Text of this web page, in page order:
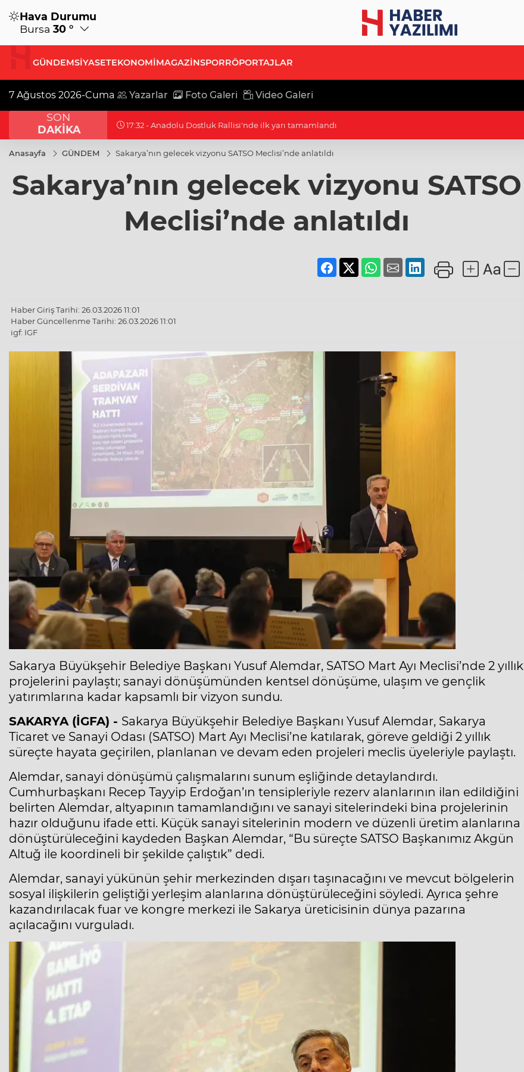
Hava Durumu
Bursa 30 °
GÜNDEMSİYASETEKONOMİMAGAZİNSPORRÖPORTAJLAR
7 Ağustos 2026-Cuma Yazarlar Foto Galeri Video Galeri
SON
DAKİKA
17:32 - İlaç denetiminde uluslararası standart dönemi
Anasayfa GÜNDEM Sakarya’nın gelecek vizyonu SATSO Meclisi’nde anlatıldı
Sakarya’nın gelecek vizyonu SATSO
Meclisi’nde anlatıldı
Haber Giriş Tarihi: 26.03.2026 11:01
Haber Güncellenme Tarihi: 26.03.2026 11:01
igf: IGF
Sakarya Büyükşehir Belediye Başkanı Yusuf Alemdar, SATSO Mart Ayı Meclisi’nde 2 yıllık
projelerini paylaştı; sanayi dönüşümünden kentsel dönüşüme, ulaşım ve gençlik
yatırımlarına kadar kapsamlı bir vizyon sundu.
SAKARYA (İGFA) - Sakarya Büyükşehir Belediye Başkanı Yusuf Alemdar, Sakarya
Ticaret ve Sanayi Odası (SATSO) Mart Ayı Meclisi’ne katılarak, göreve geldiği 2 yıllık
süreçte hayata geçirilen, planlanan ve devam eden projeleri meclis üyeleriyle paylaştı.
Alemdar, sanayi dönüşümü çalışmalarını sunum eşliğinde detaylandırdı.
Cumhurbaşkanı Recep Tayyip Erdoğan’ın tensipleriyle rezerv alanlarının ilan edildiğini
belirten Alemdar, altyapının tamamlandığını ve sanayi sitelerindeki bina projelerinin
hazır olduğunu ifade etti. Küçük sanayi sitelerinin modern ve düzenli üretim alanlarına
dönüştürüleceğini kaydeden Başkan Alemdar, “Bu süreçte SATSO Başkanımız Akgün
Altuğ ile koordineli bir şekilde çalıştık” dedi.
Alemdar, sanayi yükünün şehir merkezinden dışarı taşınacağını ve mevcut bölgelerin
sosyal ilişkilerin geliştiği yerleşim alanlarına dönüştürüleceğini söyledi. Ayrıca şehre
kazandırılacak fuar ve kongre merkezi ile Sakarya üreticisinin dünya pazarına
açılacağını vurguladı.